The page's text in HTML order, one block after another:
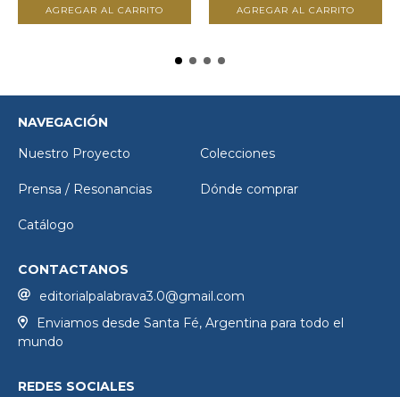
NAVEGACIÓN
Nuestro Proyecto
Colecciones
Prensa / Resonancias Dónde comprar
Catálogo
CONTACTANOS
editorialpalabrava3.0@gmail.com
Enviamos desde Santa Fé, Argentina para todo el
mundo
REDES SOCIALES